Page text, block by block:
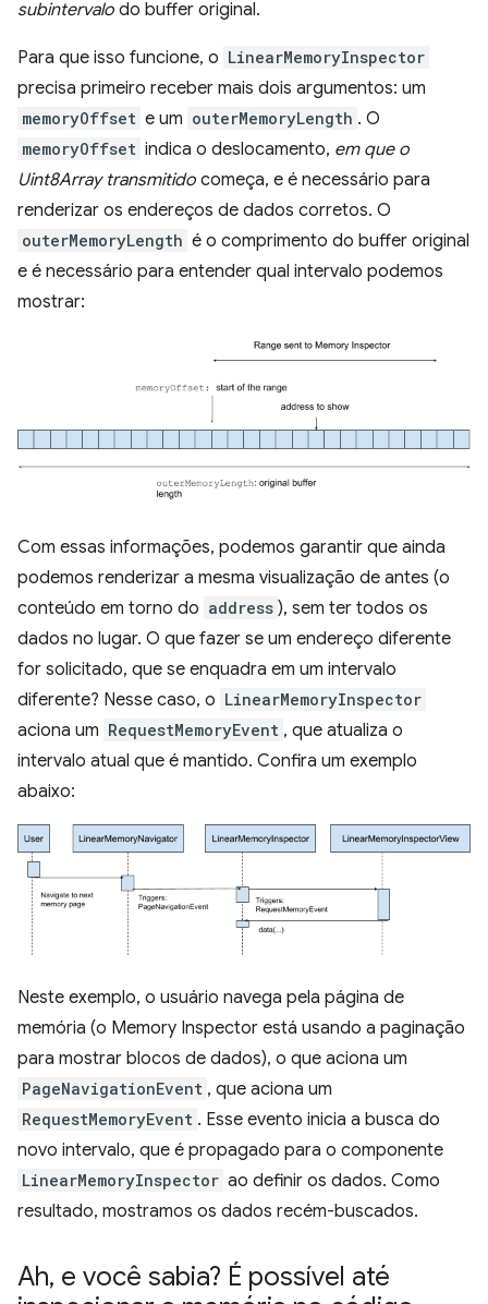
subintervalo do buffer original.
Para que isso funcione, o LinearMemoryInspector
precisa primeiro receber mais dois argumentos: um
memoryOffset e um outerMemoryLength . O
memoryOffset indica o deslocamento, em que o
Uint8Array transmitido começa, e é necessário para
renderizar os endereços de dados corretos. O
outerMemoryLength é o comprimento do buffer original
e é necessário para entender qual intervalo podemos
mostrar:
Com essas informações, podemos garantir que ainda
podemos renderizar a mesma visualização de antes (o
conteúdo em torno do address ), sem ter todos os
dados no lugar. O que fazer se um endereço diferente
for solicitado, que se enquadra em um intervalo
diferente? Nesse caso, o LinearMemoryInspector
aciona um RequestMemoryEvent , que atualiza o
intervalo atual que é mantido. Confira um exemplo
abaixo:
Neste exemplo, o usuário navega pela página de
memória (o Memory Inspector está usando a paginação
para mostrar blocos de dados), o que aciona um
PageNavigationEvent , que aciona um
RequestMemoryEvent . Esse evento inicia a busca do
novo intervalo, que é propagado para o componente
LinearMemoryInspector ao definir os dados. Como
resultado, mostramos os dados recém-buscados.
Ah, e você sabia? É possível até